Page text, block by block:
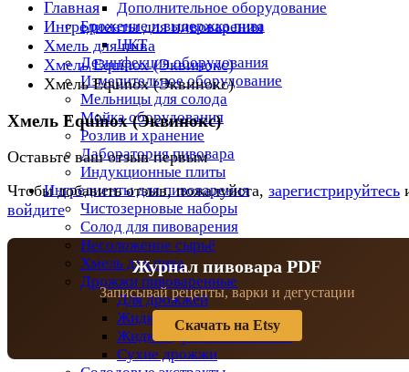
Дополнительное оборудование
Брожение и выдержка пива
ЦКТ
Дезинфекция оборудования
Измерительное оборудование
Мельницы для солода
Мойка оборудования
Розлив и хранение
Лаборатория пивовара
Индукционные плиты
Ингредиенты для пивоварения
Чистозерновые наборы
Солод для пивоварения
Несоложеное сырьё
Хмель для пива
Дрожжи пивоваренные
Для дрожжей
Жидкие дрожжи
Жидкие дрожжи BeersFan
Сухие дрожжи
Главная
Ингредиенты для пивоварения
Хмель для пива
Хмель Equinox (Эквинокс)
Хмель Equinox (Эквинокс)
Хмель Equinox (Эквинокс)
Оставьте ваш отзыв первым
Чтобы добавить отзыв, пожалуйста, зарегистрируйтесь
войдите
Журнал пивовара PDF
Записывай рецепты, варки и дегустации
Скачать на Etsy